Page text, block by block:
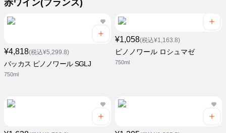
赤ワイン(フランス)
¥4,818(税込¥5,299.8)
バッカス ピノノワール SGLJ
750ml
¥1,058(税込¥1,163.8)
ピノノワール ロシュマゼ
750ml